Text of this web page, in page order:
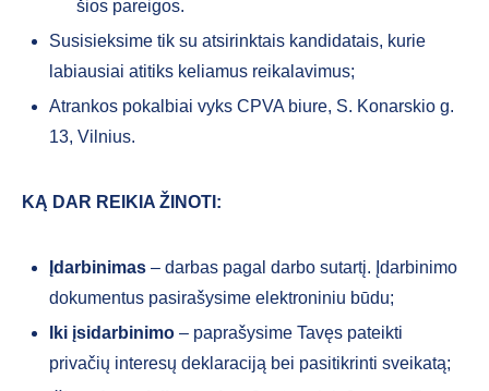
šios pareigos.
Susisieksime tik su atsirinktais kandidatais, kurie
labiausiai atitiks keliamus reikalavimus;
Atrankos pokalbiai vyks CPVA biure, S. Konarskio g.
13, Vilnius.
KĄ DAR REIKIA ŽINOTI:
Įdarbinimas – darbas pagal darbo sutartį. Įdarbinimo
dokumentus pasirašysime elektroniniu būdu;
Iki įsidarbinimo – paprašysime Tavęs pateikti
privačių interesų deklaraciją bei pasitikrinti sveikatą;